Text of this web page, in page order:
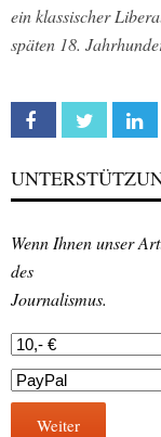
ein klassischer
späten 18.
Facebook Twitter
Wenn Ihnen unser
des
Journalismus.
Weiter